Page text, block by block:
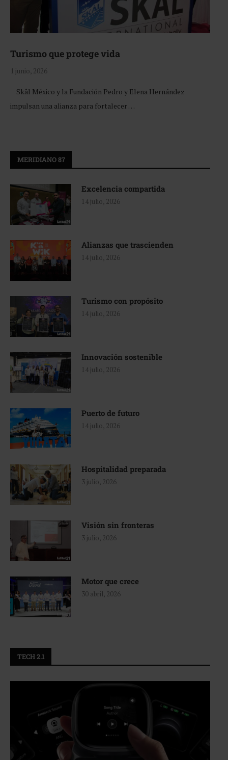
Turismo que protege vida
1 junio, 2026
Skål México y la Fundación Pedro y Elena Hernández
impulsan una alianza para fortalecer …
MERIDIANO 87
Excelencia compartida
14 julio, 2026
Alianzas que trascienden
14 julio, 2026
Turismo con propósito
14 julio, 2026
Innovación sostenible
14 julio, 2026
Puerto de futuro
14 julio, 2026
Hospitalidad preparada
3 julio, 2026
Visión sin fronteras
3 julio, 2026
Motor que crece
30 abril, 2026
TECH 2.1